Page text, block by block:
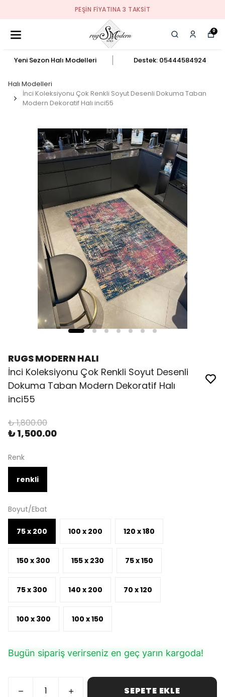
PEŞIN FIYATINA 3 TAKSIT
0
Yeni Sezon Halı Modelleri Destek: 05444584924
Halı Modelleri
İnci Koleksiyonu Çok Renkli Soyut Desenli Dokuma Taban
Modern Dekoratif Halı inci55
RUGS MODERN HALI
İnci Koleksiyonu Çok Renkli Soyut Desenli
Dokuma Taban Modern Dekoratif Halı
inci55
₺ 1,800.00
₺ 1,500.00
Renk
renkli
Boyut/Ebat
75 x 200 100 x 200 120 x 180
150 x 300 155 x 230 75 x 150
75 x 300 140 x 200 70 x 120
100 x 300 100 x 150
Bugün sipariş verirseniz en geç yarın kargoda!
SEPETE EKLE